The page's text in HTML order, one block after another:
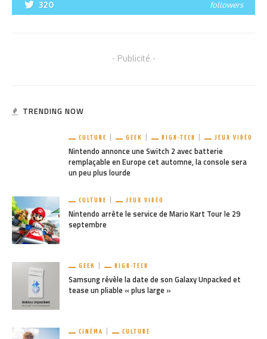
320 followers
- Publicité -
TRENDING NOW
CULTURE GEEK HIGH-TECH JEUX VIDÉO
Nintendo annonce une Switch 2 avec batterie
remplaçable en Europe cet automne, la console sera
un peu plus lourde
CULTURE JEUX VIDÉO
Nintendo arrête le service de Mario Kart Tour le 29
septembre
GEEK HIGH-TECH
Samsung révèle la date de son Galaxy Unpacked et
tease un pliable « plus large »
CINÉMA CULTURE